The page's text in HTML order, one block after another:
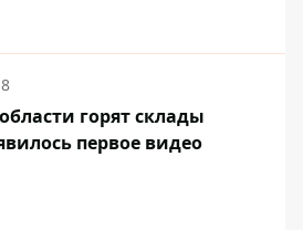
горят склады
первое видео